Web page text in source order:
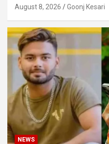
August 8, 2026 Goonj Kesari
NEWS